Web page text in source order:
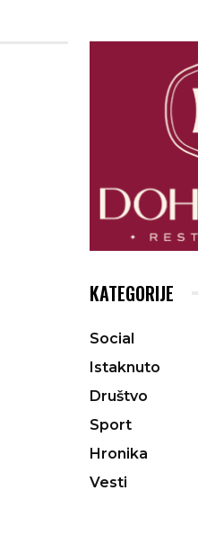
KATEGORIJE
Social
Istaknuto
Društvo
Sport
Hronika
Vesti